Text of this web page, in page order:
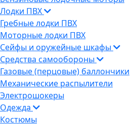
Лодки ПВХ
Гребные лодки ПВХ
Моторные лодки ПВХ
Сейфы и оружейные шкафы
Средства самообороны
Газовые (перцовые) баллончики
Механические распылители
Электрошокеры
Одежда
Костюмы